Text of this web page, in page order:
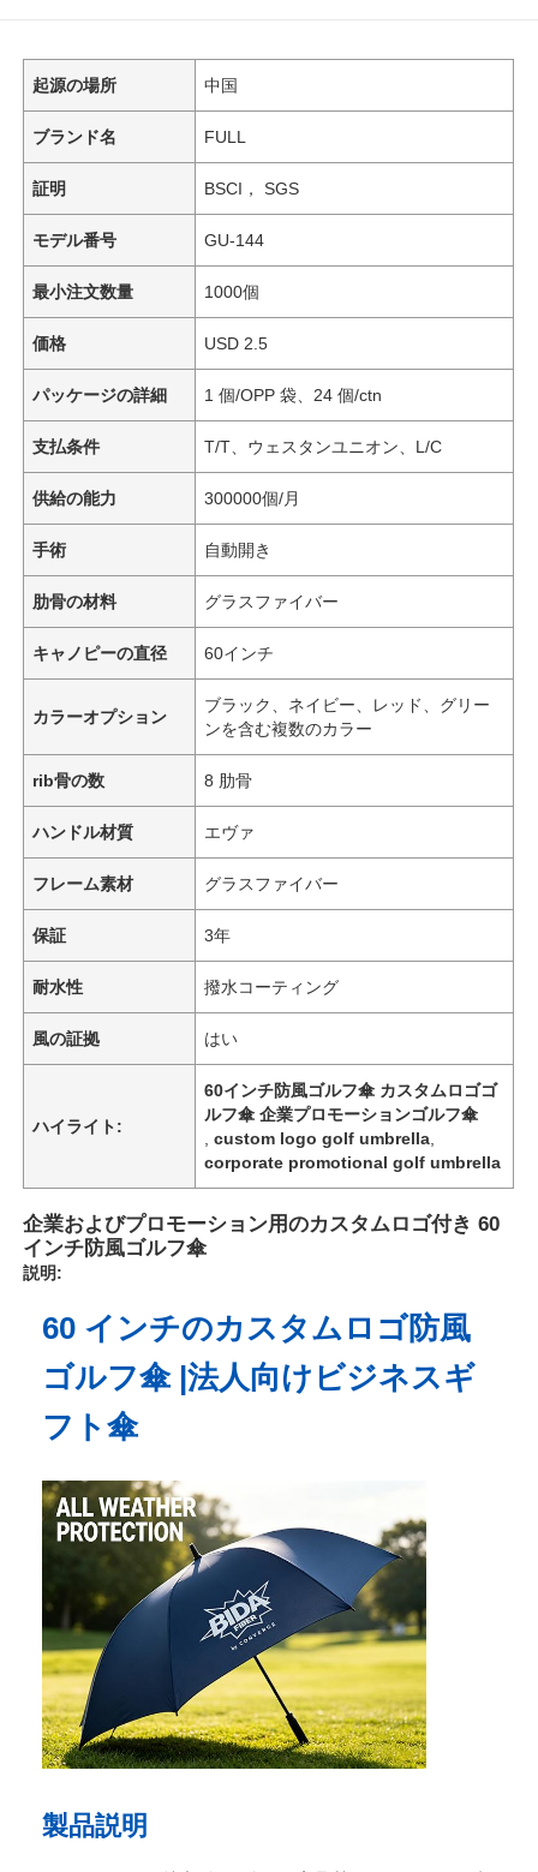
ホーム
起源の場所 中国
ブランド名 FULL
証明 BSCI， SGS
モデル番号 GU-144
最小注文数量 1000個
価格 USD 2.5
パッケージの詳細 1 個/OPP 袋、24 個/ctn
支払条件 T/T、ウェスタンユニオン、L/C
供給の能力 300000個/月
手術 自動開き
肋骨の材料 グラスファイバー
キャノピーの直径 60インチ
カラーオプション
ブラック、ネイビー、レッド、グリー
ンを含む複数のカラー
rib骨の数 8 肋骨
ハンドル材質 エヴァ
フレーム素材 グラスファイバー
保証 3年
耐水性 撥水コーティング
風の証拠 はい
ハイライト:
60インチ防風ゴルフ傘 カスタムロゴゴ
ルフ傘 企業プロモーションゴルフ傘
,custom logo golf umbrella
corporate promotional golf umbrella
企業およびプロモーション用のカスタムロゴ付き 60
インチ防風ゴルフ傘
説明:
60 インチのカスタムロゴ防風
ゴルフ傘 |法人向けビジネスギ
フト傘
製品説明